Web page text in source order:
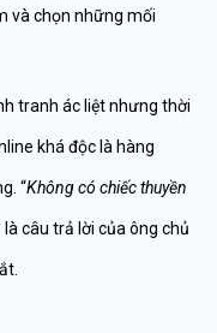
và chọn những mối
tranh ác liệt nhưng thời
khá độc là hàng
“Không có chiếc thuyền
là câu trả lời của ông chủ